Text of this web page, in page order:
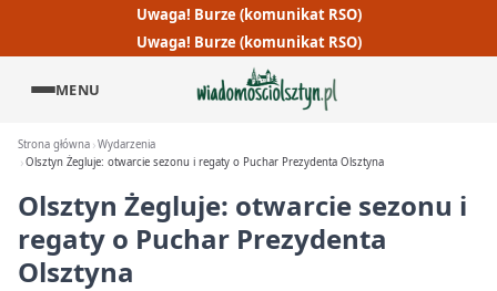
Uwaga! Burze (komunikat RSO)
Uwaga! Burze (komunikat RSO)
MENU
Strona główna Wydarzenia
Olsztyn Żegluje: otwarcie sezonu i regaty o Puchar Prezydenta Olsztyna
Olsztyn Żegluje: otwarcie sezonu i
regaty o Puchar Prezydenta
Olsztyna